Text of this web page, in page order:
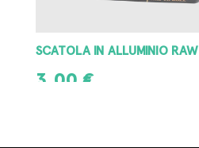
POSACENERE PORTATILE RAW
1,50 €